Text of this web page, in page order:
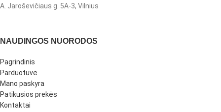
A. Jaroševičiaus g. 5A-3, Vilnius
NAUDINGOS NUORODOS
Pagrindinis
Parduotuvė
Mano paskyra
Patikusios prekės
Kontaktai